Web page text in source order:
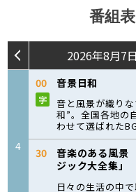
番組表